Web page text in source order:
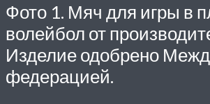
Фото 1. Мяч для игры в
волейбол от
Изделие одобрено
федерацией.